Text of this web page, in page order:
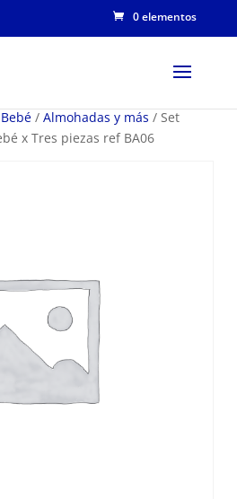
0 elementos
/ Almohadas y más / Set
x Tres piezas ref BA06